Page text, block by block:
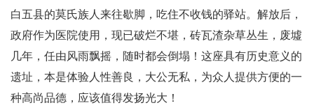
白五县的莫氏族人来往歇脚，吃住不收钱的驿站。解放后，
政府作为医院使用，现已破烂不堪，砖瓦渣杂草丛生，废墟
几年，任由风雨飘摇，随时都会倒塌！这座具有历史意义的
遗址，本是体验人性善良，大公无私，为众人提供方便的一
种高尚品德，应该值得发扬光大！